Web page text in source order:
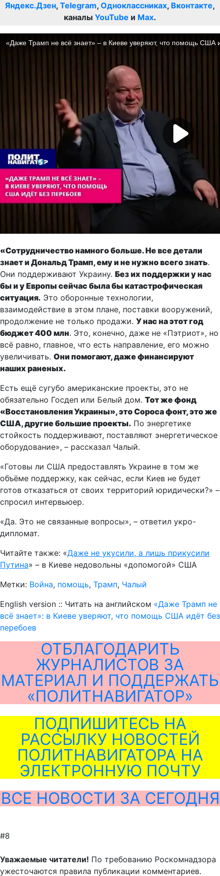
Яндекс.Дзен, Telegram, Одноклассниках, Вконтакте,
каналы YouTube и Max.
«Сотрудничество намного больше. Не все детали
знает и Дональд Трамп, ему и не нужно всего знать.
Они поддерживают Украину. Без их поддержки у нас
бы и у Европы сейчас была бы катастрофическая
ситуация. Это оборонные технологии,
взаимодействие в этом плане, поставки вооружений,
продолжение не только продажи. У нас на этот год
бюджет 400 млн. Это, конечно, даже не «Пэтриот», но
всё равно, главное, что есть направление, его можно
увеличивать. Они помогают, даже финансируют
наших раненых.
Есть ещё сугубо американские проекты, это не
обязательно Госдеп или Белый дом. Тот же фонд
«Восстановления Украины», это Сороса фонт, это же
США, другие большие проекты. По энергетике
стойкость поддерживают, поставляют энергетическое
оборудование», – рассказал Чалый.
«Готовы ли США предоставлять Украине в том же
объёме поддержку, как сейчас, если Киев не будет
готов отказаться от своих территорий юридически?» –
спросил интервьюер.
«Да. Это не связанные вопросы», – ответил укро-
дипломат.
Читайте также: «Даже не укусили, а лишь прикусили
Путина» – в Киеве недовольны «допомогой» США
Метки: Война, помощь, Трамп, Чалый
English version :: Читать на английском «Даже Трамп не
всё знает»: в Киеве уверяют, что помощь США идёт без
перебоев
ОТБЛАГОДАРИТЬ
ЖУРНАЛИСТОВ ЗА
МАТЕРИАЛ И ПОДДЕРЖАТЬ
«ПОЛИТНАВИГАТОР»
ПОДПИШИТЕСЬ НА
РАССЫЛКУ НОВОСТЕЙ
ПОЛИТНАВИГАТОРА НА
ЭЛЕКТРОННУЮ ПОЧТУ
ВСЕ НОВОСТИ ЗА СЕГОДНЯ
#8
Уважаемые читатели! По требованию Роскомнадзора
ужесточаются правила публикации комментариев.